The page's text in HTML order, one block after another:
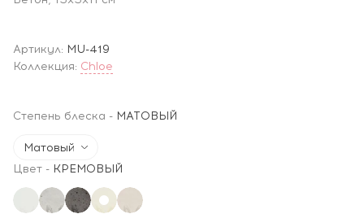
Артикул: MU-419
Коллекция: Chloe
Степень блеска - МАТОВЫЙ
Матовый
Цвет - КРЕМОВЫЙ